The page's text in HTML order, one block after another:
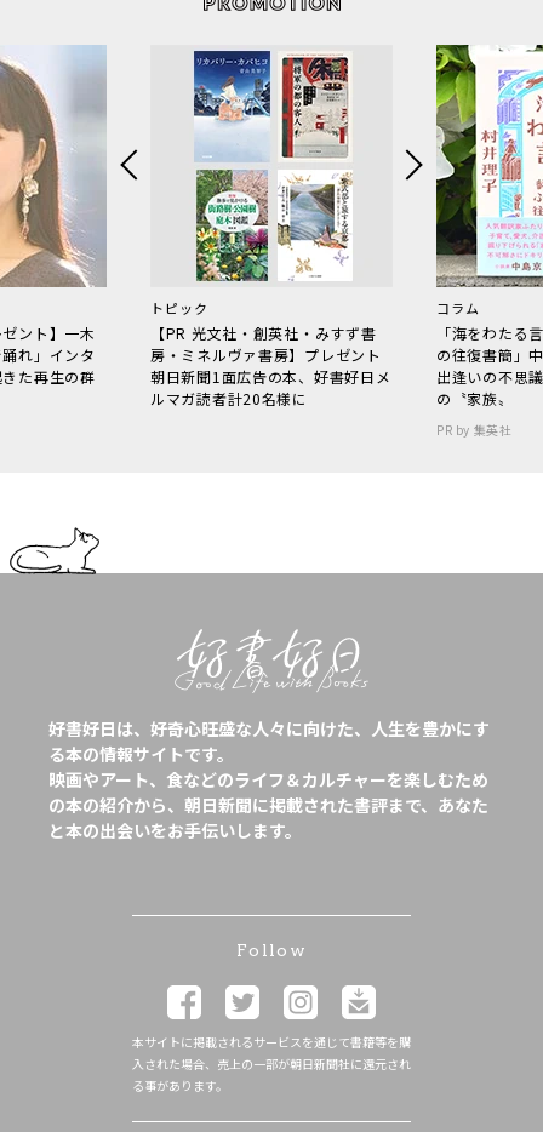
ント】一木
れ」インタ
た再生の群
トピック
【PR 光文社・創英社・みすず書
房・ミネルヴァ書房】プレゼント
朝日新聞1面広告の本、好書好日メ
ルマガ読者計20名様に
コラム
「海をわた
の往復書簡」
出逢いの不思
の〝家族〟
PR by 集英社
好書好日は、好奇心旺盛な人々に向けた、人生を豊かにす
る本の情報サイトです。
映画やアート、食などのライフ＆カルチャーを楽しむため
の本の紹介から、朝日新聞に掲載された書評まで、あなた
と本の出会いをお手伝いします。
Follow
本サイトに掲載されるサービスを通じて書籍等を購
入された場合、売上の一部が朝日新聞社に還元され
る事があります。